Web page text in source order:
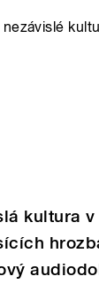
kultura